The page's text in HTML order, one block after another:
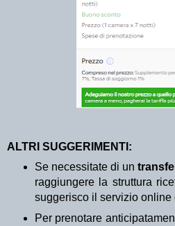
ALTRI SUGGERIMENTI:
Se necessitate di un
raggiungere la struttura
suggerisco il servizio online
Per prenotare